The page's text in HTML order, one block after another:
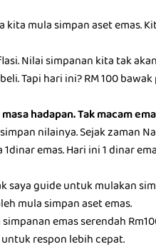
mula simpan aset emas.
Nilai simpanan kita tak
Tapi hari ini? RM 100
hadapan. Tak macam
nilainya. Sejak zaman
emas. Hari ini 1 dinar
saya guide untuk mulakan
mula simpan aset emas.
emas serendah
respon lebih cepat.